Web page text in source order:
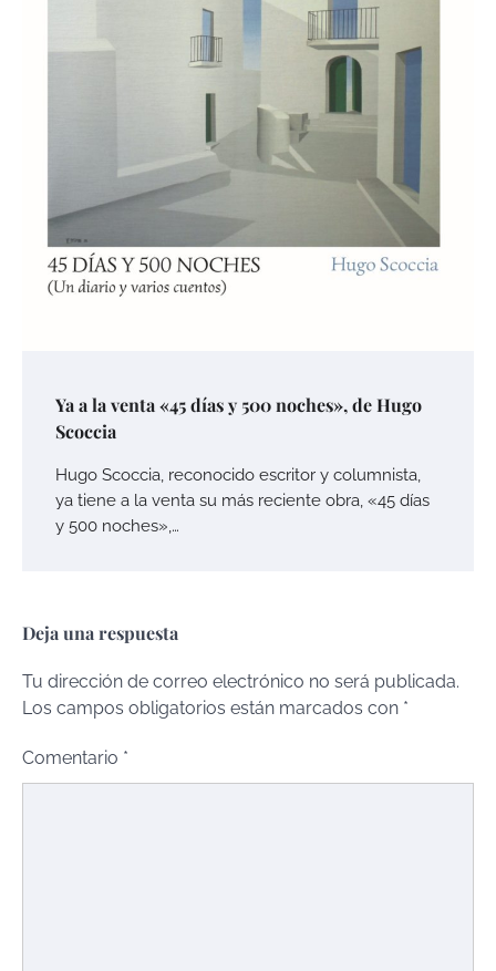
Ya a la venta «45 días y 500 noches», de Hugo
Scoccia
Hugo Scoccia, reconocido escritor y columnista,
ya tiene a la venta su más reciente obra, «45 días
y 500 noches»,…
Deja una respuesta
Tu dirección de correo electrónico no será publicada.
Los campos obligatorios están marcados con *
Comentario *